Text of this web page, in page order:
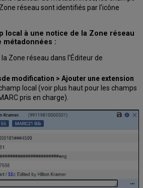
réseau sont identifiés par l'icône
local à une notice de la Zone réseau
métadonnées :
Zone réseau dans l'Éditeur de
de modification > Ajouter une extension
local (voir plus haut pour les champs
pris en charge).